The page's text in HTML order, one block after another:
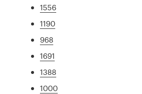
1556
1190
968
1691
1388
1000